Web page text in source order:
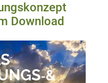
Download